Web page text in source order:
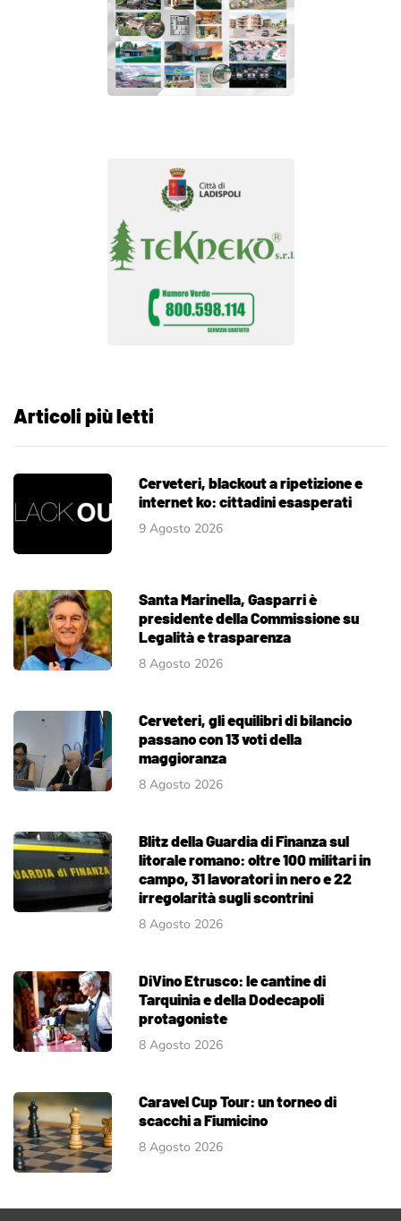
Articoli più letti
Cerveteri, blackout a ripetizione e
internet ko: cittadini esasperati
9 Agosto 2026
Santa Marinella, Gasparri è
presidente della Commissione su
Legalità e trasparenza
8 Agosto 2026
Cerveteri, gli equilibri di bilancio
passano con 13 voti della
maggioranza
8 Agosto 2026
Blitz della Guardia di Finanza sul
litorale romano: oltre 100 militari in
campo, 31 lavoratori in nero e 22
irregolarità sugli scontrini
8 Agosto 2026
DiVino Etrusco: le cantine di
Tarquinia e della Dodecapoli
protagoniste
8 Agosto 2026
Caravel Cup Tour: un torneo di
scacchi a Fiumicino
8 Agosto 2026